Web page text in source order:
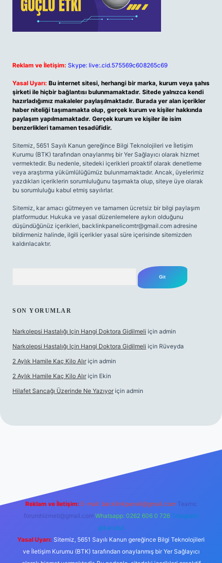
Reklam ve İletişim: Skype: live:.cid.575569c608265c69
Yasal Uyarı: Bu internet sitesi, herhangi bir marka, kurum veya şahıs
şirketi ile hiçbir bağlantısı bulunmamaktadır. Sitede yalnızca kendi
hazırladığımız makaleler paylaşılmaktadır. Burada yer alan içerikler
haber niteliği taşımamakta olup, gerçek kurum ve kişiler hakkında
paylaşım yapılmamaktadır. Gerçek kurum ve kişiler ile isim
benzerlikleri tamamen tesadüfidir.
Sitemiz, 5651 Sayılı Kanun gereğince Bilgi Teknolojileri ve İletişim
Kurumu (BTK) tarafından onaylanmış bir Yer Sağlayıcı olarak hizmet
vermektedir. Bu nedenle, sitedeki içerikleri proaktif olarak denetleme
veya araştırma yükümlülüğümüz bulunmamaktadır. Ancak, üyelerimiz
yazdıkları içeriklerin sorumluluğunu taşımakta olup, siteye üye olarak
bu sorumluluğu kabul etmiş sayılırlar.
Sitemiz, kar amacı gütmeyen ve tamamen ücretsiz bir bilgi paylaşım
platformudur. Hukuka ve yasal düzenlemelere aykırı olduğunu
düşündüğünüz içerikleri, backlinkpanelicomtr@gmail.com adresine
bildirmeniz halinde, ilgili içerikler yasal süre içerisinde sitemizden
kaldırılacaktır.
SON YORUMLAR
Narkolepsi Hastalığı Için Hangi Doktora Gidilmeli için admin
Narkolepsi Hastalığı Için Hangi Doktora Gidilmeli için Rüveyda
2 Aylık Hamile Kaç Kilo Alır için admin
2 Aylık Hamile Kaç Kilo Alır için Ekin
Hilafet Sancağı Üzerinde Ne Yazıyor için admin
Reklam ve İletişim: E-mail: backlinkpaneli@gmail.com Teams:
forumhizmeti@gmail.com Whatsapp: 0262 606 0 726 Telegram:
@karabul
Yasal Uyarı: Sitemiz, 5651 Sayılı Kanun gereğince Bilgi Teknolojileri
ve İletişim Kurumu (BTK) tarafından onaylanmış bir Yer Sağlayıcı